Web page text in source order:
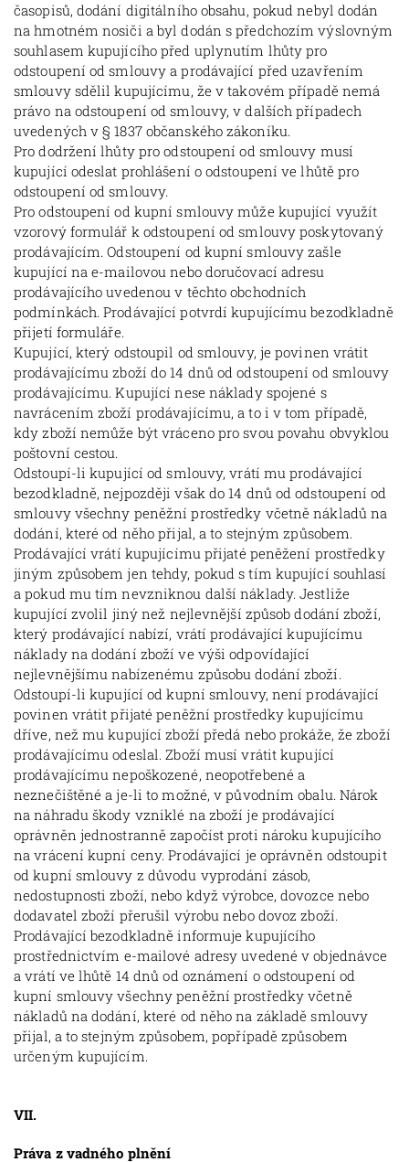
časopisů, dodání digitálního obsahu, pokud nebyl dodán
na hmotném nosiči a byl dodán s předchozím výslovným
souhlasem kupujícího před uplynutím lhůty pro
odstoupení od smlouvy a prodávající před uzavřením
smlouvy sdělil kupujícímu, že v takovém případě nemá
právo na odstoupení od smlouvy, v dalších případech
uvedených v § 1837 občanského zákoníku.
Pro dodržení lhůty pro odstoupení od smlouvy musí
kupující odeslat prohlášení o odstoupení ve lhůtě pro
odstoupení od smlouvy.
Pro odstoupení od kupní smlouvy může kupující využít
vzorový formulář k odstoupení od smlouvy poskytovaný
prodávajícím. Odstoupení od kupní smlouvy zašle
kupující na e-mailovou nebo doručovací adresu
prodávajícího uvedenou v těchto obchodních
podmínkách. Prodávající potvrdí kupujícímu bezodkladně
přijetí formuláře.
Kupující, který odstoupil od smlouvy, je povinen vrátit
prodávajícímu zboží do 14 dnů od odstoupení od smlouvy
prodávajícímu. Kupující nese náklady spojené s
navrácením zboží prodávajícímu, a to i v tom případě,
kdy zboží nemůže být vráceno pro svou povahu obvyklou
poštovní cestou.
Odstoupí-li kupující od smlouvy, vrátí mu prodávající
bezodkladně, nejpozději však do 14 dnů od odstoupení od
smlouvy všechny peněžní prostředky včetně nákladů na
dodání, které od něho přijal, a to stejným způsobem.
Prodávající vrátí kupujícímu přijaté peněžení prostředky
jiným způsobem jen tehdy, pokud s tím kupující souhlasí
a pokud mu tím nevzniknou další náklady. Jestliže
kupující zvolil jiný než nejlevnější způsob dodání zboží,
který prodávající nabízí, vrátí prodávající kupujícímu
náklady na dodání zboží ve výši odpovídající
nejlevnějšímu nabízenému způsobu dodání zboží.
Odstoupí-li kupující od kupní smlouvy, není prodávající
povinen vrátit přijaté peněžní prostředky kupujícímu
dříve, než mu kupující zboží předá nebo prokáže, že zboží
prodávajícímu odeslal. Zboží musí vrátit kupující
prodávajícímu nepoškozené, neopotřebené a
neznečištěné a je-li to možné, v původním obalu. Nárok
na náhradu škody vzniklé na zboží je prodávající
oprávněn jednostranně započíst proti nároku kupujícího
na vrácení kupní ceny. Prodávající je oprávněn odstoupit
od kupní smlouvy z důvodu vyprodání zásob,
nedostupnosti zboží, nebo když výrobce, dovozce nebo
dodavatel zboží přerušil výrobu nebo dovoz zboží.
Prodávající bezodkladně informuje kupujícího
prostřednictvím e-mailové adresy uvedené v objednávce
a vrátí ve lhůtě 14 dnů od oznámení o odstoupení od
kupní smlouvy všechny peněžní prostředky včetně
nákladů na dodání, které od něho na základě smlouvy
přijal, a to stejným způsobem, popřípadě způsobem
určeným kupujícím.
VII.
Práva z vadného plnění